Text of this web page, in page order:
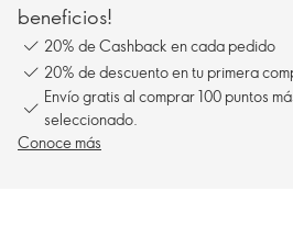
beneficios!
20% de Cashback en cada pedido
20% de descuento en tu primera
Envío gratis al comprar 100 puntos
seleccionado.
Conoce más